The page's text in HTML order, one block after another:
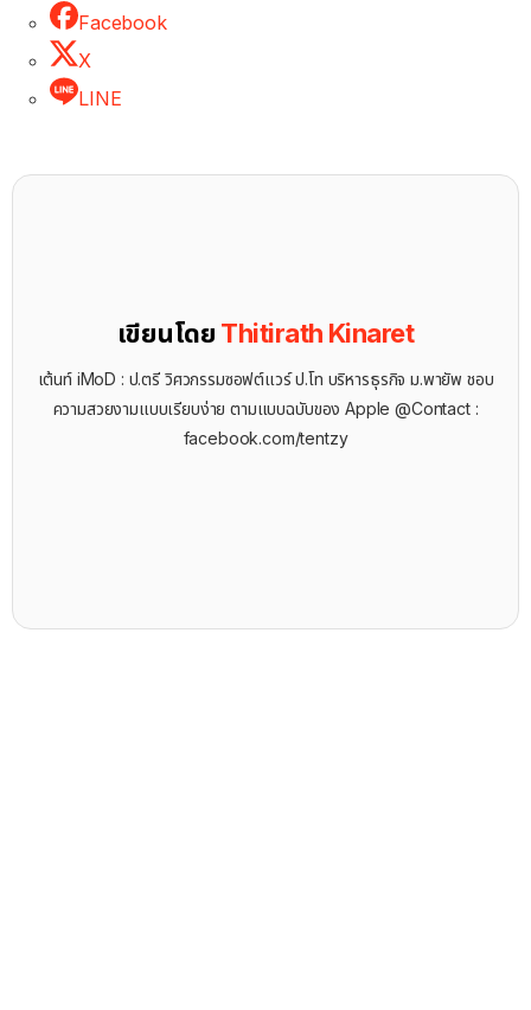
Facebook
X
LINE
เขียนโดย Thitirath Kinaret
เต้นท์ iMoD : ป.ตรี วิศวกรรมซอฟต์แวร์ ป.โท บริหารธุรกิจ ม.พายัพ ชอบ
ความสวยงามแบบเรียบง่าย ตามแบบฉบับของ Apple @Contact :
facebook.com/tentzy